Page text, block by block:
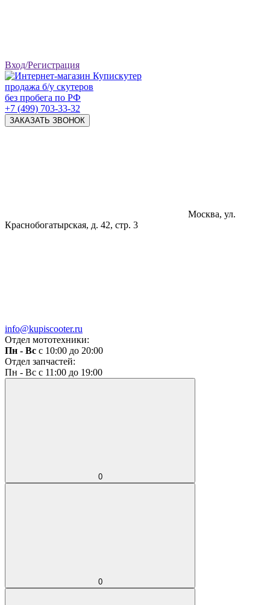
Вход/Регистрация
продажа б/у скутеров
без пробега по РФ
+7 (499) 703-33-32
ЗАКАЗАТЬ ЗВОНОК
Москва, ул.
Краснобогатырская, д. 42, стр. 3
info@kupiscooter.ru
Отдел мототехники:
Пн - Вс с 10:00 до 20:00
Отдел запчастей:
Пн - Вс с 11:00 до 19:00
0
0